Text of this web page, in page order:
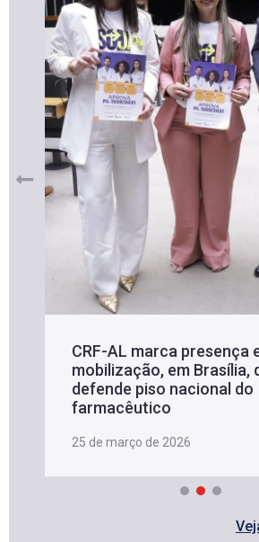
CRF-AL marca presença
mobilização, em Brasília,
defende piso nacional do
farmacêutico
25 de março de 2026